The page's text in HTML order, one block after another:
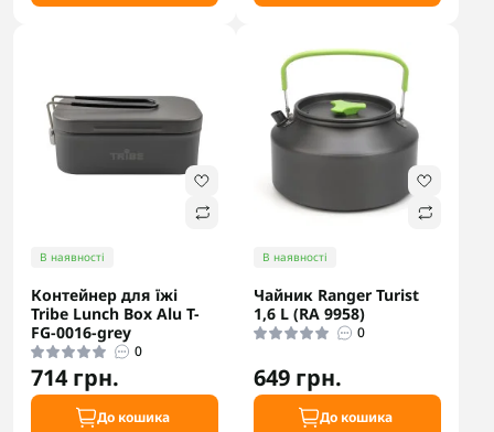
В наявності
Контейнер для їжі
Tribe Lunch Box Alu T-
FG-0016-grey
0
714 грн.
До кошика
В наявності
Чайник Ranger Turist
1,6 L (RA 9958)
0
649 грн.
До кошика